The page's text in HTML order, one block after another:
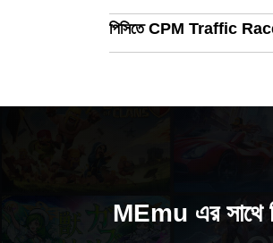
পিসিতে CPM Traffic Racer
MEmu এর